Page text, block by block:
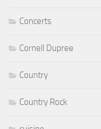
Concerts
Cornell Dupree
Country
Country Rock